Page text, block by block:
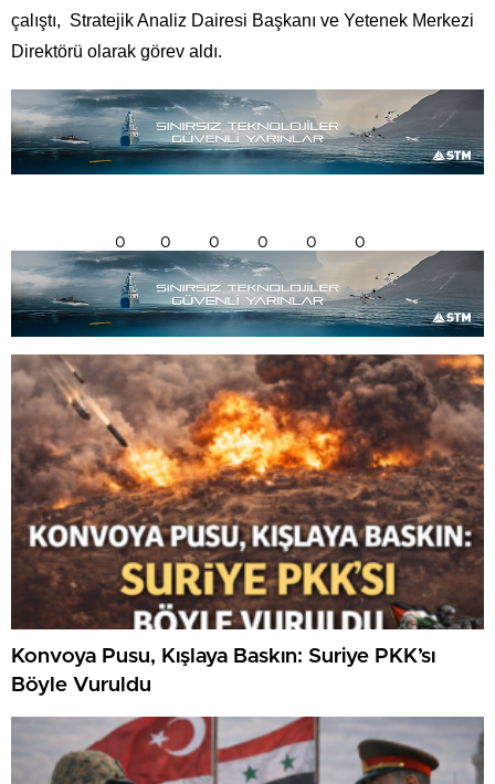
çalıştı, Stratejik Analiz Dairesi Başkanı ve Yetenek Merkezi
Direktörü olarak görev aldı.
0 0 0 0 0 0
Konvoya Pusu, Kışlaya Baskın: Suriye PKK’sı
Böyle Vuruldu